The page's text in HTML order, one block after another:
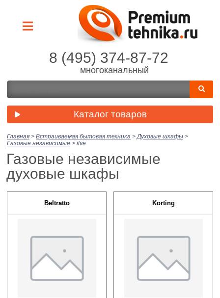
8 (495) 374-87-72
многоканальный
Каталог товаров
Главная > Встраиваемая бытовая техника > Духовые шкафы >
Газовые независимые > ilve
Газовые независимые
духовые шкафы
Beltratto Korting